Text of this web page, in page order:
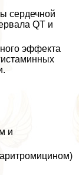
сердечной
QT и
эффекта
и